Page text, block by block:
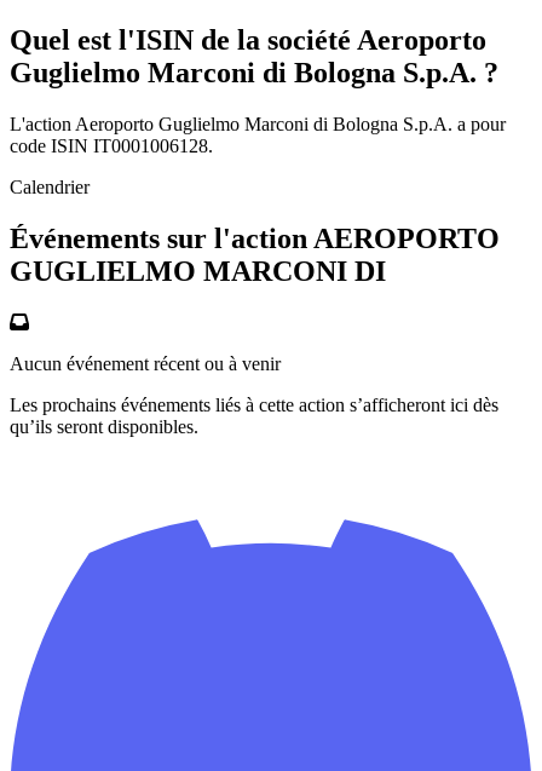
Quel est l'ISIN de la société Aeroporto
Guglielmo Marconi di Bologna S.p.A. ?
L'action Aeroporto Guglielmo Marconi di Bologna S.p.A. a pour
code ISIN IT0001006128.
Calendrier
Événements sur l'action AEROPORTO
GUGLIELMO MARCONI DI
Aucun événement récent ou à venir
Les prochains événements liés à cette action s’afficheront ici dès
qu’ils seront disponibles.